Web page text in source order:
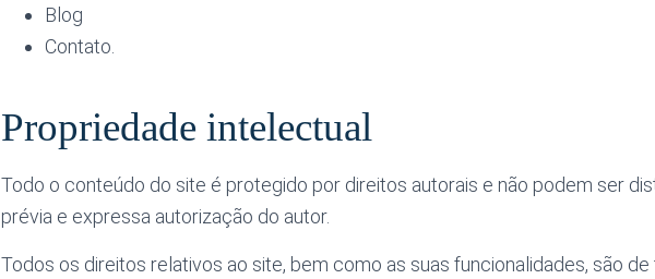
Blog
Contato.
Propriedade intelectual
Todo o conteúdo do site é protegido por direitos autorais e não podem ser
prévia e expressa autorização do autor.
Todos os direitos relativos ao site, bem como as suas funcionalidades, são de